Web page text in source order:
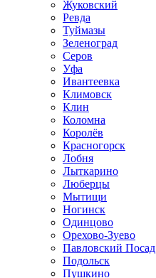
Жуковский
Ревда
Туймазы
Зеленоград
Серов
Уфа
Ивантеевка
Климовск
Клин
Коломна
Королёв
Красногорск
Лобня
Лыткарино
Люберцы
Мытищи
Ногинск
Одинцово
Орехово-Зуево
Павловский Посад
Подольск
Пушкино